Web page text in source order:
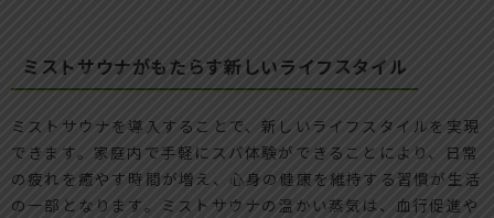
ミストサウナがもたらす新しいライフスタイル
ミストサウナを導入することで、新しいライフスタイルを実現
できます。家庭内で手軽にスパ体験ができることにより、日常
の疲れを癒やす時間が増え、心身の健康を維持する習慣が生活
の一部となります。ミストサウナの温かい蒸気は、血行促進や